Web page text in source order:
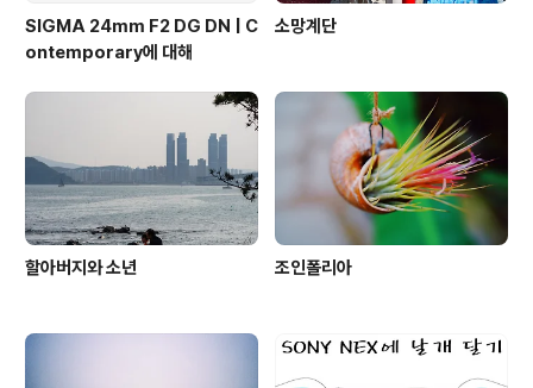
SIGMA 24mm F2 DG DN | C
ontemporary에 대해
소망계단
할아버지와 소년 조인폴리아